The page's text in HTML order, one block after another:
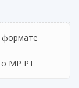
формате
МР РТ